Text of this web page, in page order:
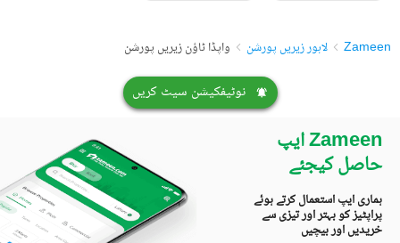
Zameen لاہور زیریں پورشن واپڈا ٹاؤن زیریں پورشن
نوٹیفکیشن سیٹ کریں
Zameen ایپ
حاصل کیجئے
ہماری ایپ استعمال کرتے ہوئے
پراپٹیز کو بہتر اور تیزی سے
خریدیں اور بیچیں